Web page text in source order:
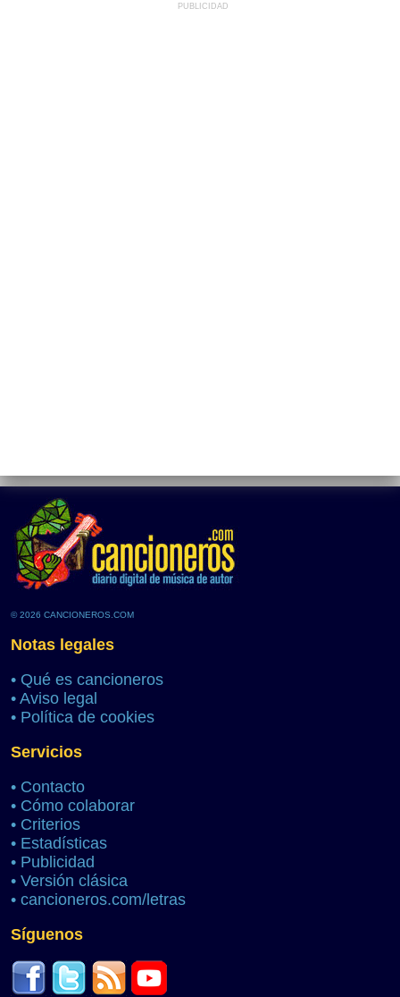
PUBLICIDAD
© 2026 CANCIONEROS.COM
Notas legales
• Qué es cancioneros
• Aviso legal
• Política de cookies
Servicios
• Contacto
• Cómo colaborar
• Criterios
• Estadísticas
• Publicidad
• Versión clásica
• cancioneros.com/letras
Síguenos